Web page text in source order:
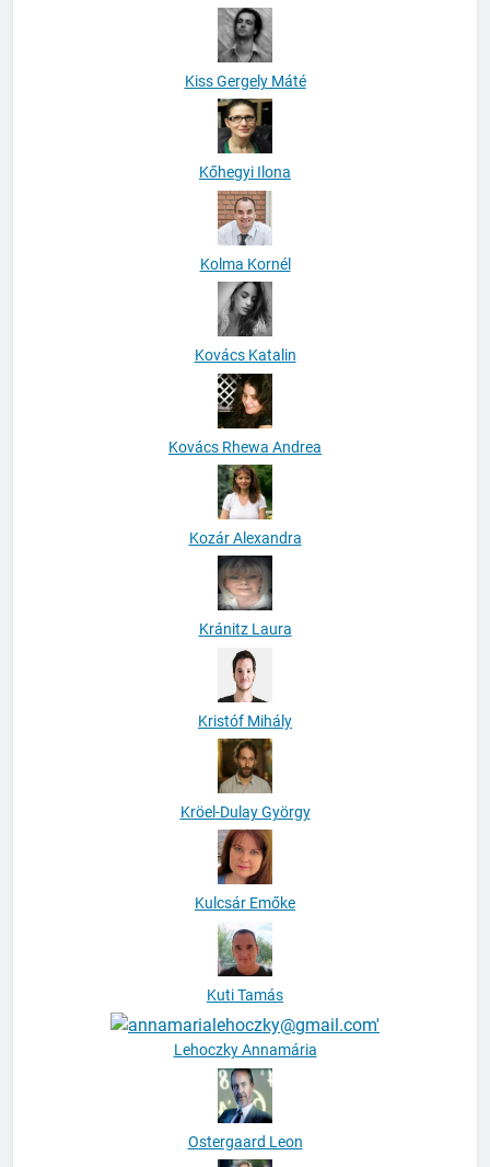
Kiss Gergely Máté
Kőhegyi Ilona
Kolma Kornél
Kovács Katalin
Kovács Rhewa Andrea
Kozár Alexandra
Kránitz Laura
Kristóf Mihály
Kröel-Dulay György
Kulcsár Emőke
Kuti Tamás
Lehoczky Annamária
Ostergaard Leon